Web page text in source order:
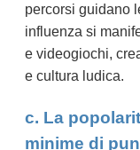
percorsi guidano
influenza si
e videogiochi,
e cultura ludica.
c. La
minime di